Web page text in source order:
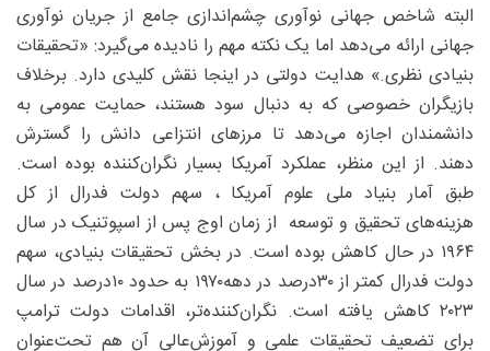
البته شاخص جهانی نوآوری چشم‌اندازی جامع از جریان نوآوری
جهانی ارائه می‌دهد اما یک نکته مهم را نادیده می‌گیرد: «تحقیقات
بنیادی نظری.» هدایت دولتی در اینجا نقش کلیدی دارد. برخلاف
بازیگران خصوصی که به‌ دنبال سود هستند، حمایت عمومی به
دانشمندان اجازه می‌دهد تا مرزهای انتزاعی دانش را گسترش
دهند. از این منظر، عملکرد آمریکا بسیار نگران‌کننده بوده است.
طبق آمار بنیاد ملی علوم آمریکا ، سهم دولت فدرال از کل
هزینه‌های تحقیق و توسعه از زمان اوج پس از اسپوتنیک در سال
۱۹۶۴ در حال کاهش بوده است. در بخش تحقیقات بنیادی، سهم
دولت فدرال کمتر از ۳۰‌درصد در دهه‌۱۹۷۰ به حدود ۱۰‌درصد در سال
۲۰۲۳ کاهش یافته است. نگران‌کننده‌تر، اقدامات دولت ترامپ
برای تضعیف تحقیقات علمی و آموزش‌عالی آن هم تحت‌عنوان